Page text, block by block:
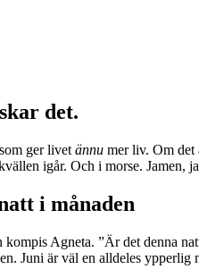
det.
ger livet ännu mer liv. Om det
igår. Och i morse. Jamen,
i månaden
Agneta. ”Är det denna
Juni är väl en alldeles ypperlig